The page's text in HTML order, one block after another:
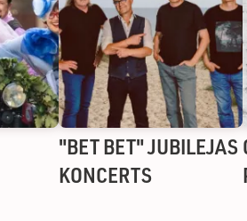
"BET BET" JUBILEJAS
KONCERTS